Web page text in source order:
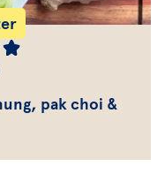
pak choi &